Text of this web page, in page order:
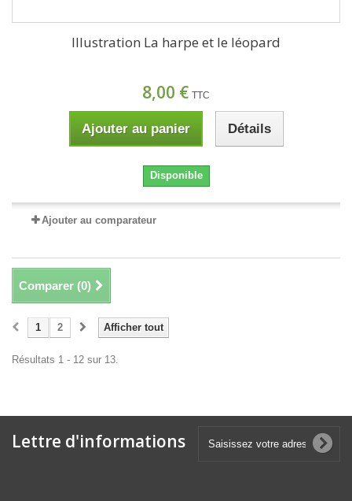
Illustration La harpe et le léopard
8,00 € TTC
Ajouter au panier Détails
Disponible
Ajouter au comparateur
Comparer (0)
Afficher tout
1 2
Résultats 1 - 12 sur 13.
Lettre d'informations